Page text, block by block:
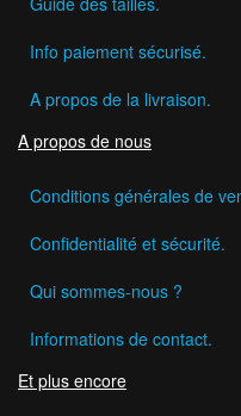
Info paiement sécurisé.
A propos de la livraison.
A propos de nous
Conditions générales de
Confidentialité et sécurité.
Qui sommes-nous ?
Informations de contact.
Et plus encore